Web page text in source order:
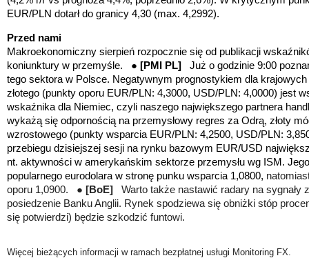
EUR/PLN dotarł do granicy 4,30 (max. 4,2992).
Przed nami
Makroekonomiczny sierpień rozpocznie się od publikacji
koniunktury w przemyśle. ● [PMI PL] Już o godzinie 9:00
tego sektora w Polsce. Negatywnym prognostykiem dla
złotego (punkty oporu EUR/PLN: 4,3000, USD/PLN: 4,0000) jest
wskaźnika dla Niemiec, czyli naszego największego partnera
wykażą się odpornością na przemysłowy regres za Odrą, złoty
wzrostowego (punkty wsparcia EUR/PLN: 4,2500, USD/PLN:
przebiegu dzisiejszej sesji na rynku bazowym EUR/USD
nt. aktywności w amerykańskim sektorze przemysłu wg ISM.
popularnego eurodolara w stronę punku wsparcia 1,0800,
oporu 1,0900. ● [BoE] Warto także nastawić radary na sygnały
posiedzenie Banku Anglii. Rynek spodziewa się obniżki stóp
się potwierdzi) będzie szkodzić funtowi.
Więcej bieżących informacji w ramach bezpłatnej usługi Monitoring FX.